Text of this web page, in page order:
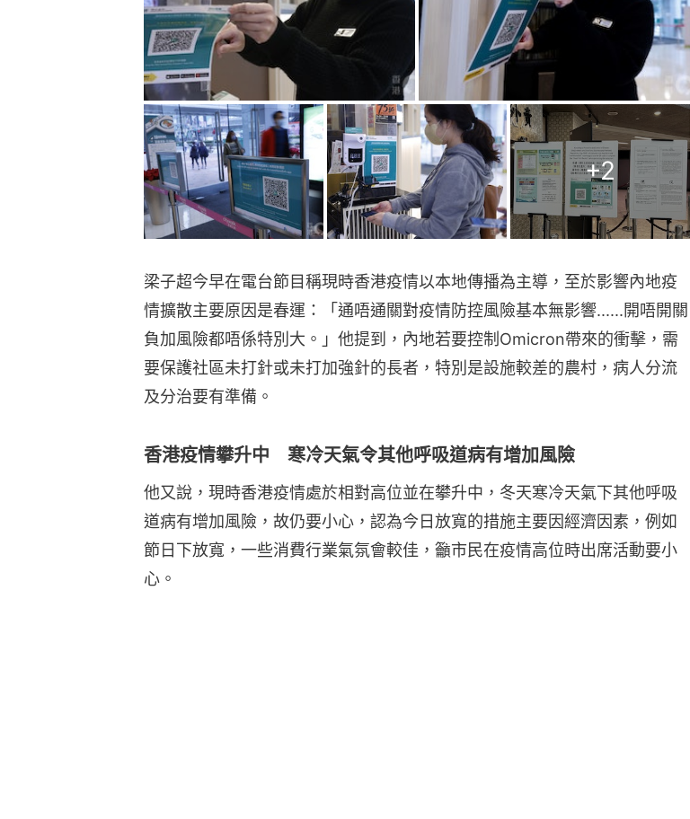
+2
梁子超今早在電台節目稱現時香港疫情以本地傳播為主導，至於影響內地疫
情擴散主要原因是春運：「通唔通關對疫情防控風險基本無影響......開唔開關
負加風險都唔係特別大。」他提到，內地若要控制Omicron帶來的衝擊，需
要保護社區未打針或未打加強針的長者，特別是設施較差的農村，病人分流
及分治要有準備。
香港疫情攀升中 寒冷天氣令其他呼吸道病有增加風險
他又說，現時香港疫情處於相對高位並在攀升中，冬天寒冷天氣下其他呼吸
道病有增加風險，故仍要小心，認為今日放寬的措施主要因經濟因素，例如
節日下放寬，一些消費行業氣氛會較佳，籲市民在疫情高位時出席活動要小
心。